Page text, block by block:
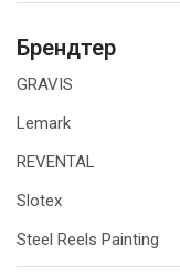
Брендтер
GRAVIS
Lemark
REVENTAL
Slotex
Steel Reels Painting